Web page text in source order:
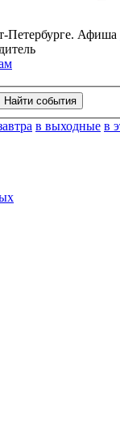
Петербурге. Афиша
в выходные в